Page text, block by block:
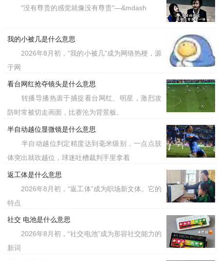
"没有尊贵的感觉就像没有尊贵"—&mdash
我的小被几是什么意思
2026年8月初，“我的小被几”成为网络热梗，源
于网
看台网红抢夺镜头是什么意思
转播导播热衷于捕捉看台网红、明星，激烈攻
防时常被切走画面，比赛沦为背景板。
半自动越位显微镜是什么意思
半自动越位判定精度达到毫米级别，一点点肢
体突出就吹越位，球迷吐槽裁判手里拿着
返工体是什么意思
2026年8月初，“返工体”成为职场新文体。它的
特点
社交 电池是什么意思
2026年8月初，“社交电池”成为形容社交能力的
新词